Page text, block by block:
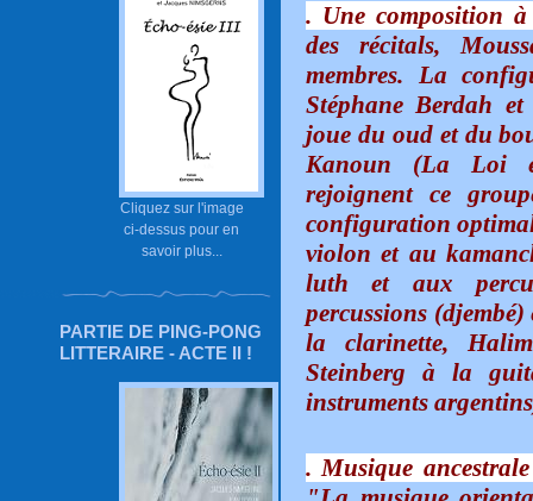
Cliquez sur l'image
ci-dessus pour en
savoir plus...
PARTIE DE PING-PONG
LITTERAIRE - ACTE II !
. Une composition
des récitals,
membres. La
Stéphane Berdah
joue du oud et du
Kanoun (La Loi
rejoignent ce
configuration
violon et au
luth et aux
percussions
la clarinette,
Steinberg à la
instruments
. Musique